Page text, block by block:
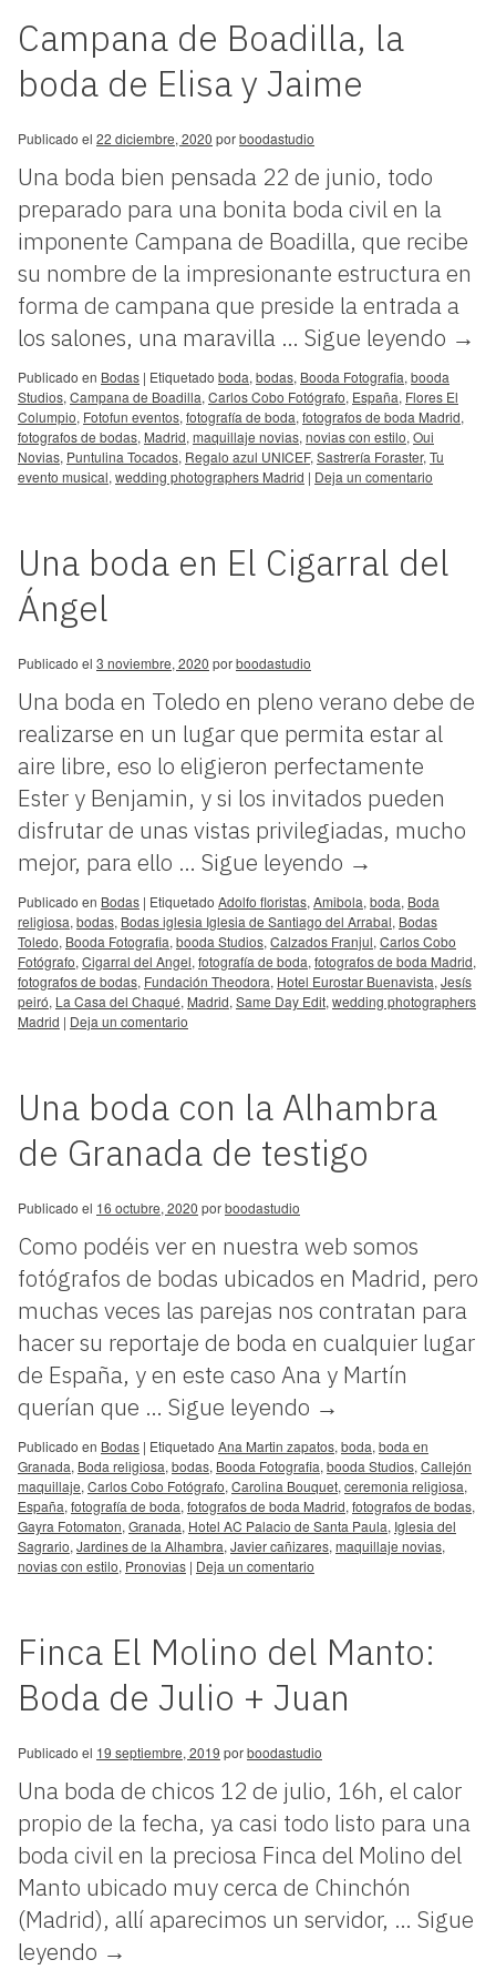
Campana de Boadilla, la
boda de Elisa y Jaime
Publicado el 22 diciembre, 2020 porboodastudio
Una boda bien pensada 22 de junio, todo
preparado para una bonita boda civil en la
imponente Campana de Boadilla, que recibe
su nombre de la impresionante estructura en
forma de campana que preside la entrada a
los salones, una maravilla … Sigue leyendo →
Publicado en Bodas | Etiquetado boda, bodas, Booda Fotografia, booda
Studios, Campana de Boadilla, Carlos Cobo Fotógrafo, España, Flores El
Columpio, Fotofun eventos, fotografía de boda, fotografos de boda Madrid,
fotografos de bodas, Madrid, maquillaje novias, novias con estilo, Oui
Novias, Puntulina Tocados, Regalo azul UNICEF, Sastrería Foraster, Tu
evento musical, wedding photographers Madrid | Deja un comentario
Una boda en El Cigarral del
Ángel
Publicado el 3 noviembre, 2020 porboodastudio
Una boda en Toledo en pleno verano debe de
realizarse en un lugar que permita estar al
aire libre, eso lo eligieron perfectamente
Ester y Benjamin, y si los invitados pueden
disfrutar de unas vistas privilegiadas, mucho
mejor, para ello … Sigue leyendo →
Publicado en Bodas | Etiquetado Adolfo floristas, Amibola, boda, Boda
religiosa, bodas, Bodas iglesia Iglesia de Santiago del Arrabal, Bodas
Toledo, Booda Fotografia, booda Studios, Calzados Franjul, Carlos Cobo
Fotógrafo, Cigarral del Angel, fotografía de boda, fotografos de boda Madrid,
fotografos de bodas, Fundación Theodora, Hotel Eurostar Buenavista, Jesís
peiró, La Casa del Chaqué, Madrid, Same Day Edit, wedding photographers
Madrid | Deja un comentario
Una boda con la Alhambra
de Granada de testigo
Publicado el 16 octubre, 2020 porboodastudio
Como podéis ver en nuestra web somos
fotógrafos de bodas ubicados en Madrid, pero
muchas veces las parejas nos contratan para
hacer su reportaje de boda en cualquier lugar
de España, y en este caso Ana y Martín
querían que … Sigue leyendo →
Publicado en Bodas | Etiquetado Ana Martin zapatos, boda, boda en
Granada, Boda religiosa, bodas, Booda Fotografia, booda Studios, Callejón
maquillaje, Carlos Cobo Fotógrafo, Carolina Bouquet, ceremonia religiosa,
España, fotografía de boda, fotografos de boda Madrid, fotografos de bodas,
Gayra Fotomaton, Granada, Hotel AC Palacio de Santa Paula, Iglesia del
Sagrario, Jardines de la Alhambra, Javier cañizares, maquillaje novias,
novias con estilo, Pronovias | Deja un comentario
Finca El Molino del Manto:
Boda de Julio + Juan
Publicado el 19 septiembre, 2019 porboodastudio
Una boda de chicos 12 de julio, 16h, el calor
propio de la fecha, ya casi todo listo para una
boda civil en la preciosa Finca del Molino del
Manto ubicado muy cerca de Chinchón
(Madrid), allí aparecimos un servidor, … Sigue
leyendo →